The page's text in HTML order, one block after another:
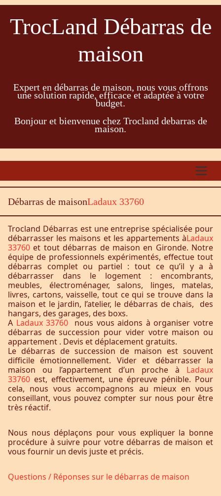
TrocLand Débarras de
maison
Expert en débarras de maison, nous vous offrons
une solution rapide, efficace et adaptée à votre
budget.
Bonjour et bienvenue chez Trocland debarras de
maison.
Débarras de maisonLadaux 33760
Trocland Débarras est une entreprise spécialisée pour
débarrasser les maisons et les appartements àLadaux
33760 et tout débarras de maison en Gironde. Notre
équipe de professionnels expérimentés, effectue tout
débarras complet ou partiel : tout ce qu’il y a à
débarrasser dans le logement : encombrants,
meubles, électroménager, salons, linges, matelas,
livres, cartons, vaisselle, tout ce qui se trouve dans la
maison et le jardin, l’atelier, le débarras de chais, des
hangars, des garages, des boxs.
A Ladaux 33760 nous vous aidons à organiser votre
débarras de succession pour vider votre maison ou
appartement . Devis et déplacement gratuits.
Le débarras de succession de maison est souvent
difficile émotionnellement. Vider et débarrasser la
maison ou l’appartement d’un proche à Ladaux
33760 est, effectivement, une épreuve pénible. Pour
cela, nous vous accompagnons au mieux en vous
conseillant, vous pouvez compter sur nous pour être
très réactif.
Nous nous déplaçons pour vous expliquer la bonne
procédure à suivre pour votre débarras de maison et
vous fournir un devis juste et précis.
Questions / Réponses sur le débarras de maison